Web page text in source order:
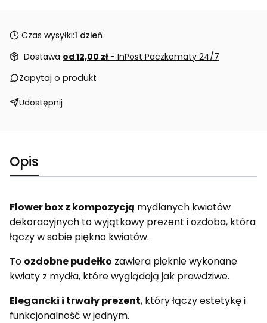
Czas wysyłki:1 dzień
Dostawa od 12,00 zł - InPost Paczkomaty 24/7
Zapytaj o produkt
Udostępnij
Opis
Flower box z kompozycją mydlanych kwiatów
dekoracyjnych to wyjątkowy prezent i ozdoba, która
łączy w sobie piękno kwiatów.
To ozdobne pudełko zawiera pięknie wykonane
kwiaty z mydła, które wyglądają jak prawdziwe.
Elegancki i trwały prezent, który łączy estetykę i
funkcjonalność w jednym.